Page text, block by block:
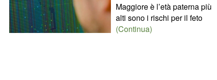
Maggiore è l’età paterna più
alti sono i rischi per il feto
(Continua)